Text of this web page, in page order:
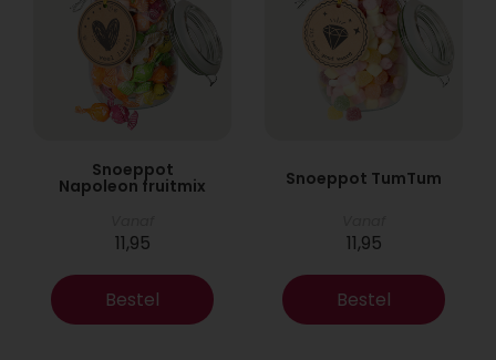
Snoeppot
Napoleon fruitmix
11,95
Bestel
Snoeppot TumTum
11,95
Bestel